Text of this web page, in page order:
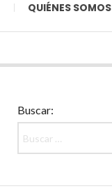
QUIÉNES SOMOS
Buscar: